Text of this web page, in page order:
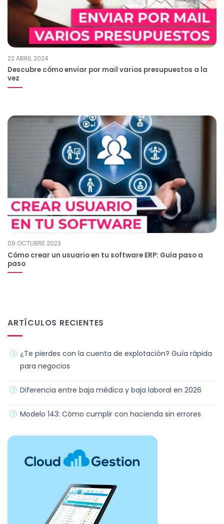
22 ABRIL 2024
Descubre cómo enviar por mail varios presupuestos a la
vez
09 OCTUBRE 2023
Cómo crear un usuario en tu software ERP: Guía paso a
paso
ARTÍCULOS RECIENTES
¿Te pierdes con la cuenta de explotación? Guía rápida
para negocios
Diferencia entre baja médica y baja laboral en 2026
Modelo 143: Cómo cumplir con hacienda sin errores